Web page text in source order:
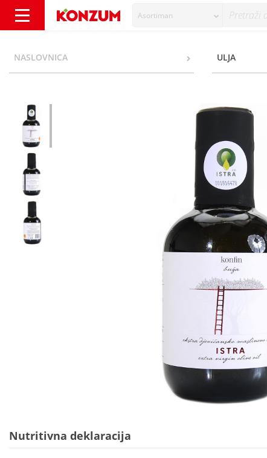
Asortiman
NASLOVNICA ULJA
Nutritivna deklaracija